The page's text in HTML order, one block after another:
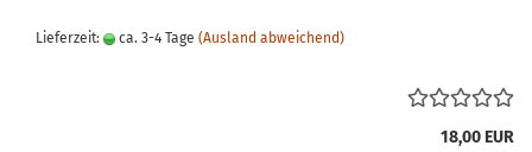
Lieferzeit: ca. 3-4 Tage (Ausland abweichend)
18,00 EUR